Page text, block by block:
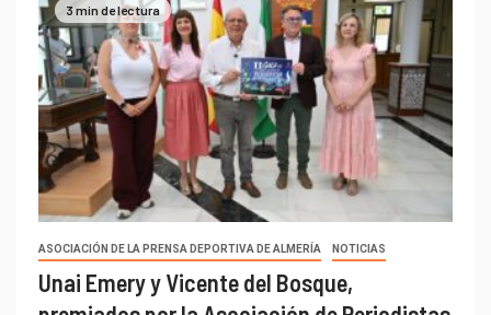
3 min de lectura
ASOCIACIÓN DE LA PRENSA DEPORTIVA DE ALMERÍA NOTICIAS
Unai Emery y Vicente del Bosque,